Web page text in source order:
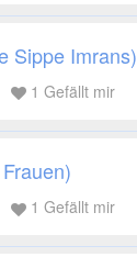
Sippe Imrans)
1 Gefällt mir
1 Gefällt mir